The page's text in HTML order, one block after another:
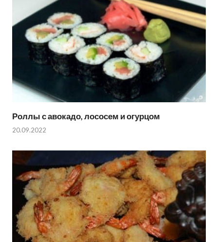
Роллы с авокадо, лососем и огурцом
20.09.2022